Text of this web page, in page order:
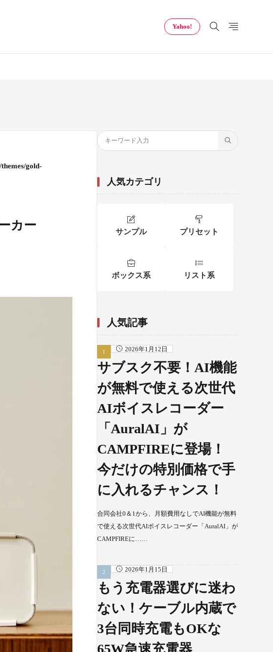
Yahoo!
gold-
カー
人気カテゴリ
サンプル プリセット
ボックス系 リスト系
人気記事
2026年1月12日
サブスク不要！AI機能
が無料で使える次世代
AIボイスレコーダー
「AuralAI」が
CAMPFIREに登場！
今だけの特別価格で手
に入れるチャンス！
合同会社0＆1から、月額費用なしでAI機能が無料
で使える次世代AIボイスレコーダー「AuralAI」が
CAMPFIREに……
2026年1月15日
もう充電器選びに迷わ
ない！ケーブル内蔵で
3台同時充電もOKな
65W急速充電器